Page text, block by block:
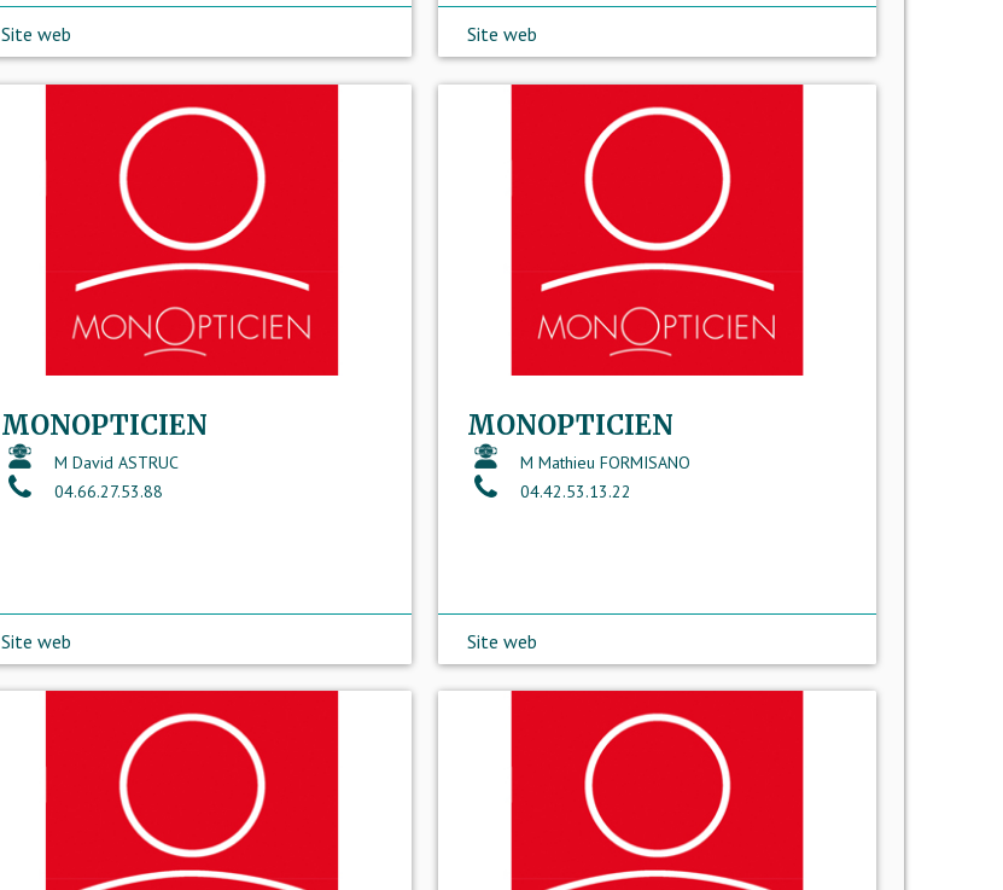
Site web Site web
MONOPTICIEN
M David ASTRUC
04.66.27.53.88
Site web
MONOPTICIEN
M Mathieu FORMISANO
04.42.53.13.22
Site web